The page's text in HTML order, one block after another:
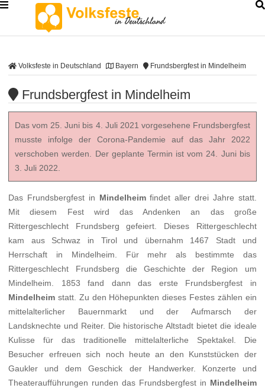
Volksfeste in Deutschland Bayern Frundsbergfest in Mindelheim
Frundsbergfest in Mindelheim
Das vom 25. Juni bis 4. Juli 2021 vorgesehene Frundsbergfest
musste infolge der Corona-Pandemie auf das Jahr 2022
verschoben werden. Der geplante Termin ist vom 24. Juni bis
3. Juli 2022.
Das Frundsbergfest in Mindelheimfindet aller drei Jahre statt.
Mit diesem Fest wird das Andenken an das große
Rittergeschlecht Frundsberg gefeiert. Dieses Rittergeschlecht
kam aus Schwaz in Tirol und übernahm 1467 Stadt und
Herrschaft in Mindelheim. Für mehr als bestimmte das
Rittergeschlecht Frundsberg die Geschichte der Region um
Mindelheim. 1853 fand dann das erste Frundsbergfest in
Mindelheim statt. Zu den Höhepunkten dieses Festes zählen ein
mittelalterlicher Bauernmarkt und der Aufmarsch der
Landsknechte und Reiter. Die historische Altstadt bietet die ideale
Kulisse für das traditionelle mittelalterliche Spektakel. Die
Besucher erfreuen sich noch heute an den Kunststücken der
Gaukler und dem Geschick der Handwerker. Konzerte und
Theateraufführungen runden das Frundsbergfest in Mindelheim